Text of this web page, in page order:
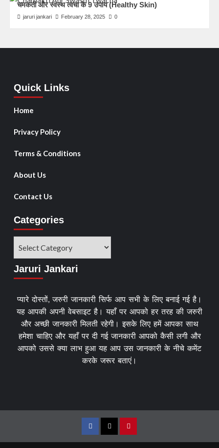
चमकती और स्वस्थ त्वचा के 9 उपाय (Healthy Skin)
jaruri jankari February 28, 2025 0
Quick Links
Home
Privacy Policy
Terms & Conditions
About Us
Contact Us
Categories
Jaruri Jankari
प्यारे दोस्तों, जरुरी जानकारी सिर्फ आप सभी के लिए बनाई गई है।
यह आपकी अपनी वेबसाइट है। यहाँ पर आपको हर तरह की जरुरी
और अच्छी जानकारी मिलती रहेगी। इसके लिए हमें आपका साथ
हमेशा चाहिए और यहाँ पर दी गई जानकारी आपको कैसी लगी और
आपको उससे क्या लाभ हुआ यह आप उस जानकारी के नीचे कमेंट
करके जरूर बताएं।